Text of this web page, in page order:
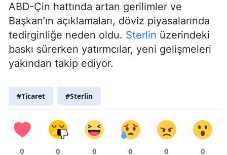
ABD-Çin hattında artan gerilimler ve
Başkan’ın açıklamaları, döviz piyasalarında
tedirginliğe neden oldu. Sterlin üzerindeki
baskı sürerken yatırmcılar, yeni gelişmeleri
yakından takip ediyor.
#Ticaret #Sterlin
0 0 0 0 0 0